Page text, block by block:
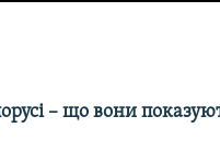
– що вони